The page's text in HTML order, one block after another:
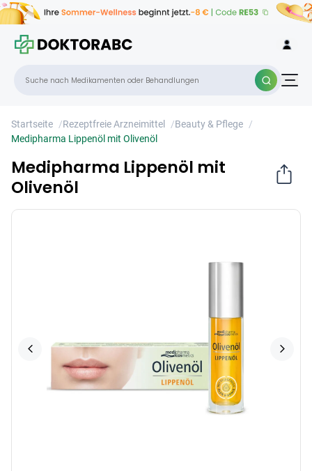
Startseite /Rezeptfreie Arzneimittel /Beauty & Pflege /
Medipharma Lippenöl mit Olivenöl
Medipharma Lippenöl mit
Olivenöl
×